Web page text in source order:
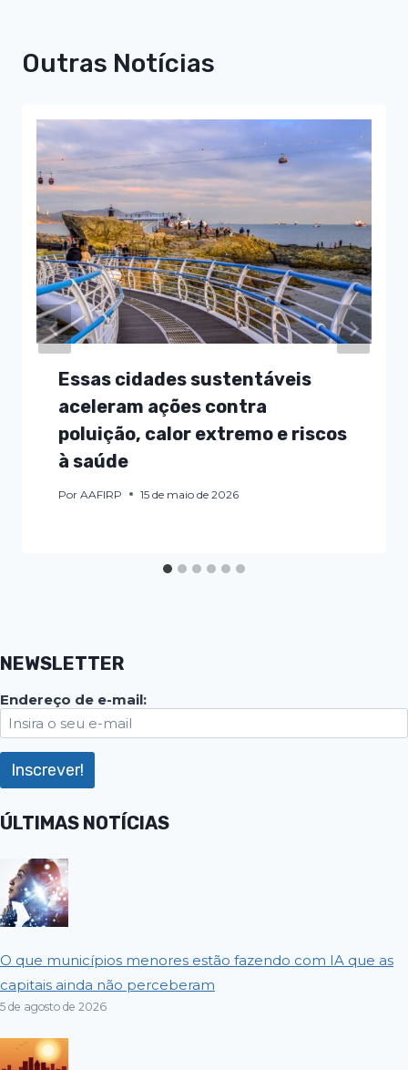
Outras Notícias
Essas cidades sustentáveis
aceleram ações contra
poluição, calor extremo e riscos
à saúde
Por AAFIRP 15 de maio de 2026
NEWSLETTER
Endereço de e-mail:
ÚLTIMAS NOTÍCIAS
O que municípios menores estão fazendo com IA que as
capitais ainda não perceberam
5 de agosto de 2026